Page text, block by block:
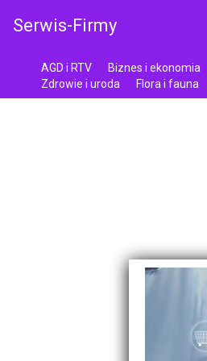
Serwis-Firmy
AGD i RTV Biznes i ekonomia
Zdrowie i uroda
Flora i fauna